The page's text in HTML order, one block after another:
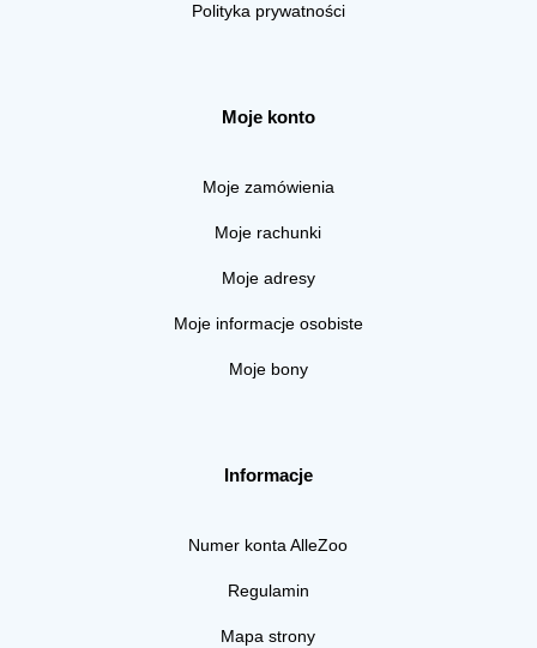
Polityka prywatności
Moje konto
Moje zamówienia
Moje rachunki
Moje adresy
Moje informacje osobiste
Moje bony
Informacje
Numer konta AlleZoo
Regulamin
Mapa strony